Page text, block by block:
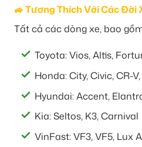
🚙 Tương Thích Với Các Đời
Tất cả các dòng xe, bao
Toyota: Vios, Altis,
Honda: City, Civic, CR-
Hyundai: Accent,
Kia: Seltos, K3, Carnival
VinFast: VF3, VF5, Lux